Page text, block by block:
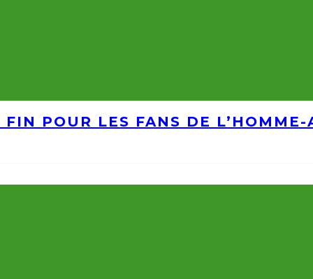
POUR LES FANS DE L’HOMME-